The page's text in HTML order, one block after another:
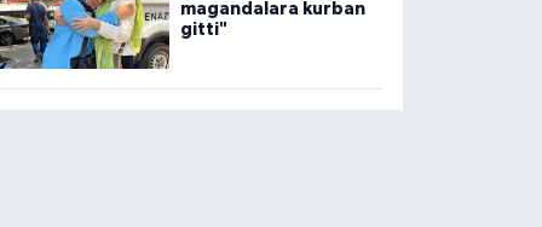
magandalara kurban
gitti"